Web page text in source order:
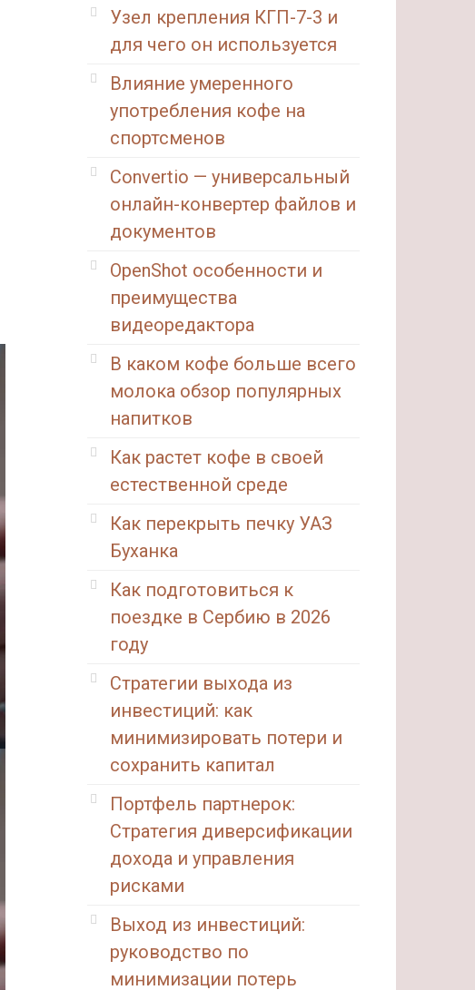
Узел крепления КГП-7-3 и
для чего он используется
Влияние умеренного
употребления кофе на
спортсменов
Convertio — универсальный
онлайн-конвертер файлов и
документов
OpenShot особенности и
преимущества
видеоредактора
В каком кофе больше всего
молока обзор популярных
напитков
Как растет кофе в своей
естественной среде
Как перекрыть печку УАЗ
Буханка
Как подготовиться к
поездке в Сербию в 2026
году
Стратегии выхода из
инвестиций: как
минимизировать потери и
сохранить капитал
Портфель партнерок:
Стратегия диверсификации
дохода и управления
рисками
Выход из инвестиций:
руководство по
минимизации потерь